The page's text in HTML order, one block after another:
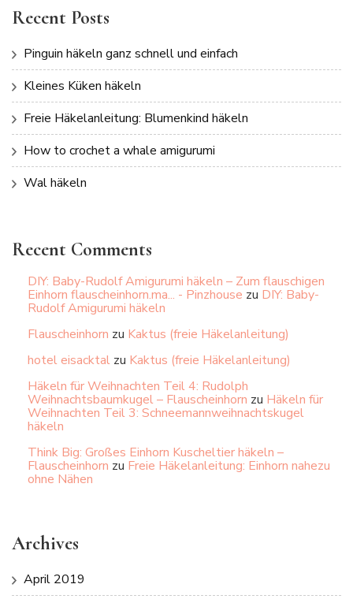
Recent Posts
Pinguin häkeln ganz schnell und einfach
Kleines Küken häkeln
Freie Häkelanleitung: Blumenkind häkeln
How to crochet a whale amigurumi
Wal häkeln
Recent Comments
DIY: Baby-Rudolf Amigurumi häkeln – Zum flauschigen
Einhorn flauscheinhorn.ma... - Pinzhouse zu DIY: Baby-
Rudolf Amigurumi häkeln
Flauscheinhorn zu Kaktus (freie Häkelanleitung)
hotel eisacktal zu Kaktus (freie Häkelanleitung)
Häkeln für Weihnachten Teil 4: Rudolph
Weihnachtsbaumkugel – Flauscheinhorn zu Häkeln für
Weihnachten Teil 3: Schneemannweihnachtskugel
häkeln
Think Big: Großes Einhorn Kuscheltier häkeln –
Flauscheinhorn zu Freie Häkelanleitung: Einhorn nahezu
ohne Nähen
Archives
April 2019